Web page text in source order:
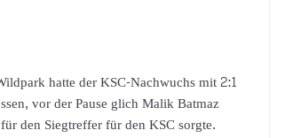
hatte der KSC-Nachwuchs mit 2:1
vor der Pause glich Malik Batmaz
den Siegtreffer für den KSC sorgte.